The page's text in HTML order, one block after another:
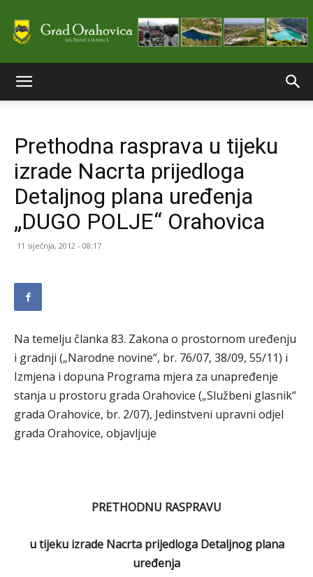
stranice
Grada
Prethodna rasprava u tijeku
izrade Nacrta prijedloga
Detaljnog plana uređenja
„DUGO POLJE“ Orahovica
11 siječnja, 2012 - 08:17
Na temelju članka 83. Zakona o prostornom uređenju
i gradnji („Narodne novine“, br. 76/07, 38/09, 55/11) i
Izmjena i dopuna Programa mjera za unapređenje
stanja u prostoru grada Orahovice („Službeni glasnik“
grada Orahovice, br. 2/07), Jedinstveni upravni odjel
grada Orahovice, objavljuje
PRETHODNU RASPRAVU
u tijeku izrade Nacrta prijedloga Detaljnog plana
uređenja